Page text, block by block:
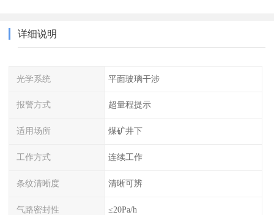
详细说明
光学系统 平面玻璃干涉
报警方式 超量程提示
适用场所 煤矿井下
工作方式 连续工作
条纹清晰度 清晰可辨
气路密封性 ≤20Pa/h